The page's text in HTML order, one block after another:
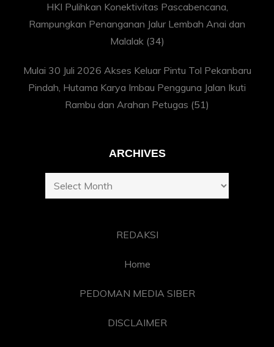
HKI Pulihkan Konektivitas Pascabencana,
Rampungkan Penanganan Jalur Lembah Anai dan
Malalak (34)
Mulai 30 Juli 2026 Akses Keluar Pintu Tol Pekanbaru
Pindah, Hutama Karya Imbau Pengguna Jalan Ikuti
Rambu dan Arahan Petugas (51)
ARCHIVES
Archives
REDAKSI
Home
PEDOMAN MEDIA SIBER
DISCLAIMER